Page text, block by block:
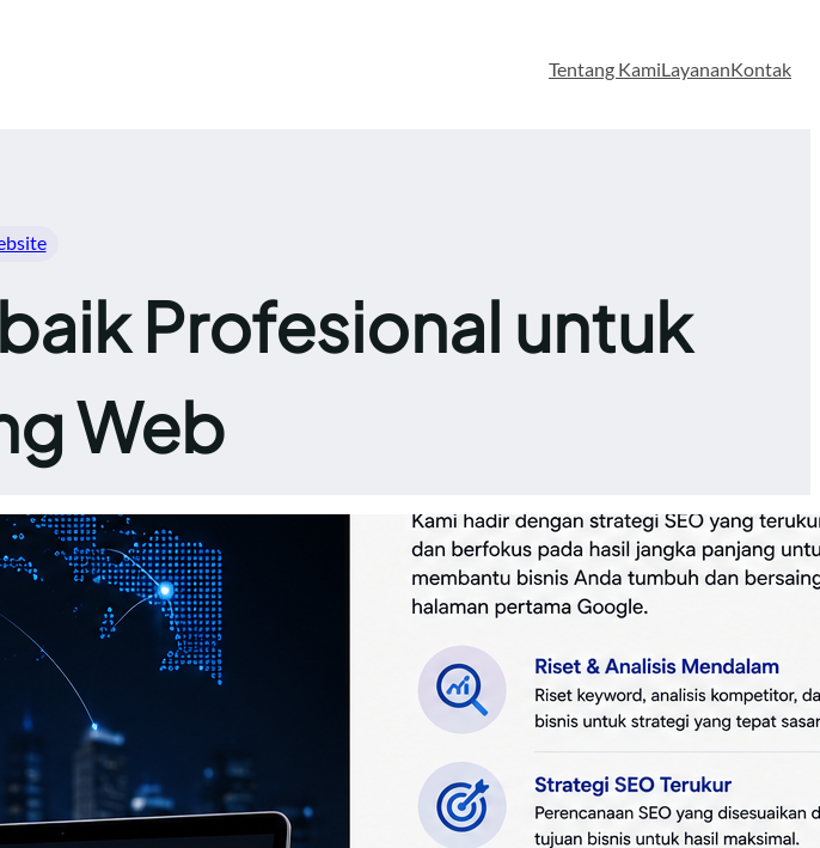
Tentang KamiLayananKontak
Profesional untuk
Web